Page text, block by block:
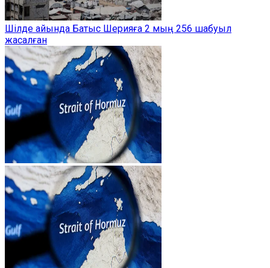
Шілде айында Батыс Шерияға 2 мың 256 шабуыл
жасалған